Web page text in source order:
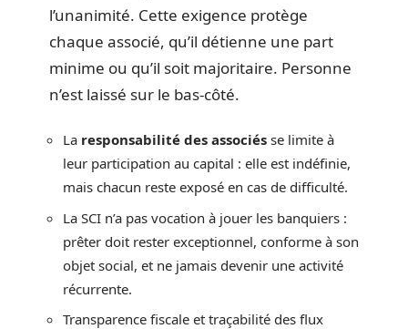
l’unanimité. Cette exigence protège
chaque associé, qu’il détienne une part
minime ou qu’il soit majoritaire. Personne
n’est laissé sur le bas-côté.
La responsabilité des associés se limite à
leur participation au capital : elle est indéfinie,
mais chacun reste exposé en cas de difficulté.
La SCI n’a pas vocation à jouer les banquiers :
prêter doit rester exceptionnel, conforme à son
objet social, et ne jamais devenir une activité
récurrente.
Transparence fiscale et traçabilité des flux